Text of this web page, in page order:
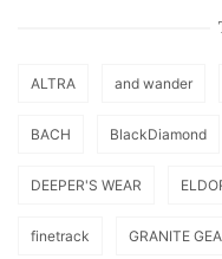
ALTRA and wander
BACH BlackDiamond
DEEPER'S WEAR
finetrack GRANITE